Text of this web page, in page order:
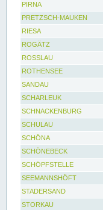
PIRNA
PRETZSCH-MAUKEN
RIESA
ROGÄTZ
ROSSLAU
ROTHENSEE
SANDAU
SCHARLEUK
SCHNACKENBURG
SCHULAU
SCHÖNA
SCHÖNEBECK
SCHÖPFSTELLE
SEEMANNSHÖFT
STADERSAND
STORKAU